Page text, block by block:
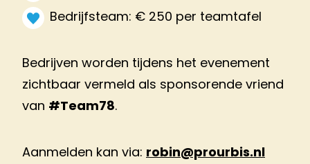
Bedrijfsteam: € 250 per teamtafel
Bedrijven worden tijdens het evenement
zichtbaar vermeld als sponsorende vriend
van #Team78.
Aanmelden kan via: robin@prourbis.nl